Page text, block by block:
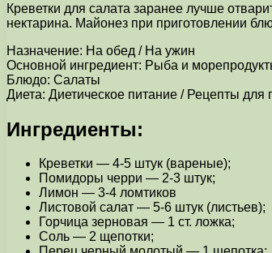
Креветки для салата заранее лучше
нектарина. Майонез при приготовлении
Назначение: На обед / На ужин
Основной ингредиент: Рыба и
Блюдо: Салаты
Диета: Диетическое питание / Рецепты для
Ингредиенты:
Креветки — 4-5 штук (вареные);
Помидоры черри — 2-3 штук;
Лимон — 3-4 ломтиков
Листовой салат — 5-6 штук (листьев);
Горчица зерновая — 1 ст. ложка;
Соль — 2 щепотки;